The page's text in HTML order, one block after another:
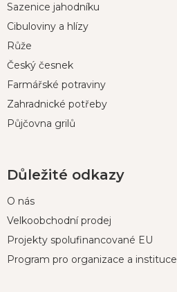
aSazenice jahodníku
Cibuloviny a hlízy
Růže
Český česnek
Farmářské potraviny
Zahradnické potřeby
Půjčovna grilů
Důležité odkazy
O nás
Velkoobchodní prodej
Projekty spolufinancované EU
Program pro organizace a instituce